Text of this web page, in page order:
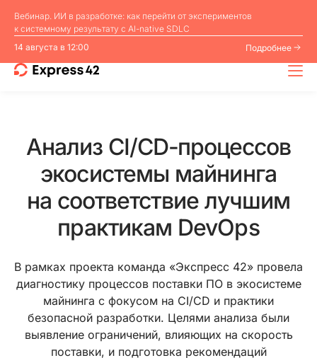
14 августа в 12:00 Подробнее
Вебинар. ИИ в разработке: как перейти от экспериментов
к системному результату с AI⁠-⁠native SDLC
Анализ CI/CD⁠-⁠процессов
экосистемы майнинга
на соответствие лучшим
практикам DevOps
В рамках проекта команда «Экспресс 42» провела
диагностику процессов поставки ПО в экосистеме
майнинга с фокусом на CI/CD и практики
безопасной разработки. Целями анализа были
выявление ограничений, влияющих на скорость
поставки, и подготовка рекомендаций